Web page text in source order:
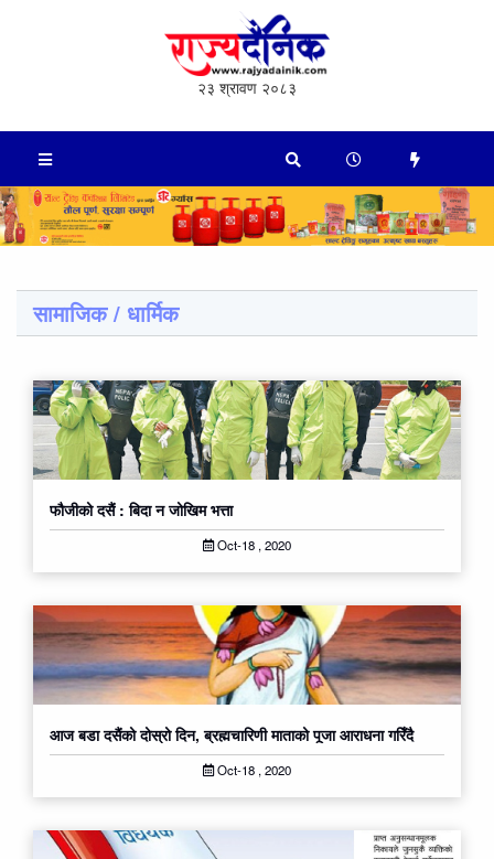
२३ श्रावण २०८३
सामाजिक / धार्मिक
फौजीको दसैं : बिदा न जोखिम भत्ता
Oct-18 , 2020
आज बडा दसैंको दोस्रो दिन, ब्रह्मचारिणी माताको पूजा आराधना गरिँदै
Oct-18 , 2020